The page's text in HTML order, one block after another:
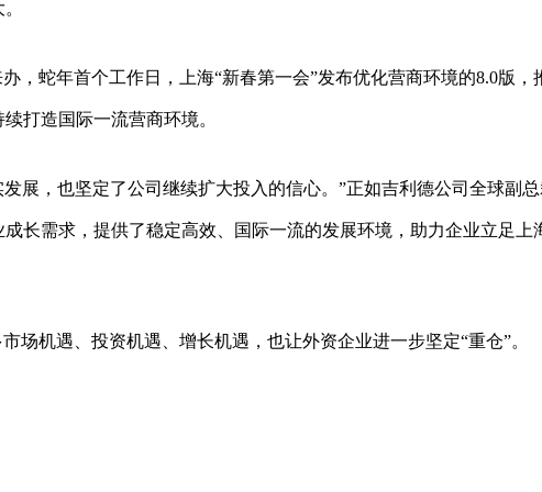
，蛇年首个工作日，上海“新春第一会”发布优化营商环境的8.0版，
打造国际一流营商环境。
展，也坚定了公司继续扩大投入的信心。”正如吉利德公司全球副总
长需求，提供了稳定高效、国际一流的发展环境，助力企业立足上
场机遇、投资机遇、增长机遇，也让外资企业进一步坚定“重仓”。